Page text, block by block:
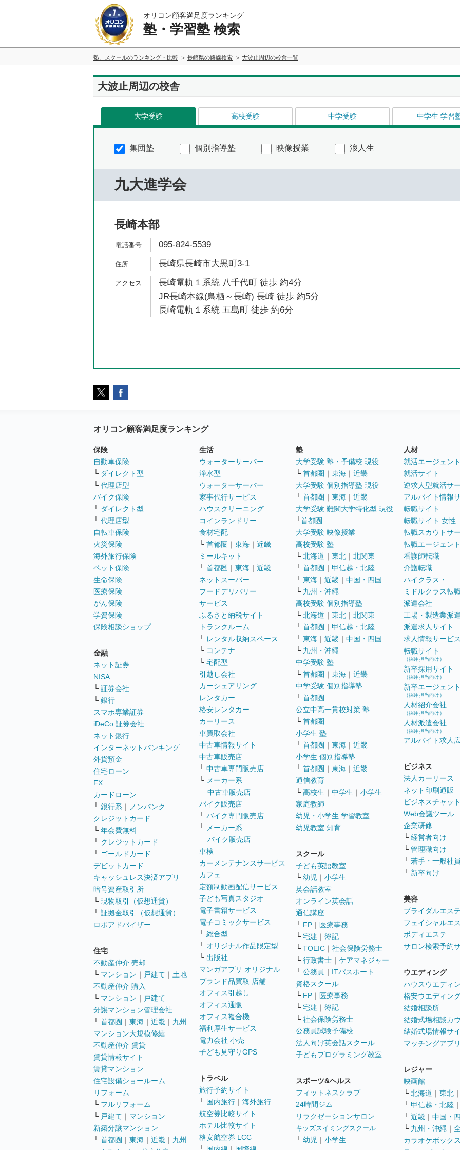
オリコン顧客満足度ランキング
塾・学習塾 検索
塾、スクールのランキング・比較 長崎県の路線検索 大波止周辺の校舎一覧
大波止周辺の校舎
大学受験 高校受験 中学受験 中学生 学習
集団塾 個別指導塾 映像授業 浪人生
九大進学会
長崎本部
095-824-5539
長崎県長崎市大黒町3-1
長崎電軌１系統 八千代町 徒歩 約4分
JR長崎本線(鳥栖～長崎) 長崎 徒歩 約5分
長崎電軌１系統 五島町 徒歩 約6分
オリコン顧客満足度ランキング
保険
自動車保険
└ ダイレクト型
└ 代理店型
バイク保険
└ ダイレクト型
└ 代理店型
自転車保険
火災保険
海外旅行保険
ペット保険
生命保険
医療保険
がん保険
学資保険
保険相談ショップ
金融
ネット証券
NISA
└ 証券会社
└ 銀行
スマホ専業証券
iDeCo 証券会社
ネット銀行
インターネットバンキング
外貨預金
住宅ローン
FX
カードローン
└ 銀行系 ｜
ノンバンク
クレジットカード
└ 年会費無料
└ クレジットカード
└ ゴールドカード
デビットカード
キャッシュレス決済アプリ
暗号資産取引所
└ 現物取引（仮想通貨）
└ 証拠金取引（仮想通貨）
ロボアドバイザー
住宅
不動産仲介 売却
└ マンション ｜ 戸建て ｜ 土地
不動産仲介 購入
└ マンション ｜ 戸建て
分譲マンション管理会社
└ 首都圏 ｜ 東海 ｜ 近畿 ｜ 九州
マンション大規模修繕
不動産仲介 賃貸
賃貸情報サイト
賃貸マンション
住宅設備ショールーム
リフォーム
└ フルリフォーム
└ 戸建て ｜ マンション
新築分譲マンション
└ 首都圏 ｜ 東海 ｜ 近畿 ｜ 九州
生活
ウォーターサーバー
浄水型
ウォーターサーバー
家事代行サービス
ハウスクリーニング
コインランドリー
食材宅配
└ 首都圏 ｜ 東海 ｜ 近畿
ミールキット
└ 首都圏 ｜ 東海 ｜ 近畿
ネットスーパー
フードデリバリー
サービス
ふるさと納税サイト
トランクルーム
└ レンタル収納スペース
└ コンテナ
└ 宅配型
引越し会社
カーシェアリング
レンタカー
格安レンタカー
カーリース
車買取会社
中古車情報サイト
中古車販売店
└ 中古車専門販売店
└ メーカー系
中古車販売店
バイク販売店
└ バイク専門販売店
└ メーカー系
バイク販売店
車検
カーメンテナンスサービス
カフェ
定額制動画配信サービス
子ども写真スタジオ
電子書籍サービス
電子コミックサービス
└ 総合型
└ オリジナル作品限定型
└ 出版社
マンガアプリ オリジナル
ブランド品買取 店舗
オフィス引越し
オフィス通販
オフィス複合機
福利厚生サービス
電力会社 小売
子ども見守りGPS
トラベル
旅行予約サイト
└ 国内旅行 ｜ 海外旅行
航空券比較サイト
ホテル比較サイト
格安航空券 LCC
塾
大学受験 塾・予備校 現役
└ 首都圏 ｜ 東海 ｜ 近畿
大学受験 個別指導塾 現役
└ 首都圏 ｜ 東海 ｜ 近畿
大学受験 難関大学特化型 現役
└首都圏
大学受験 映像授業
高校受験 塾
└ 北海道 ｜ 東北 ｜ 北関東
└ 首都圏 ｜ 甲信越・北陸
└ 東海 ｜ 近畿 ｜ 中国・四国
└ 九州・沖縄
高校受験 個別指導塾
└ 北海道 ｜ 東北 ｜ 北関東
└ 首都圏 ｜ 甲信越・北陸
└ 東海 ｜ 近畿 ｜ 中国・四国
└ 九州・沖縄
中学受験 塾
└ 首都圏 ｜ 東海 ｜ 近畿
中学受験 個別指導塾
└ 首都圏
公立中高一貫校対策 塾
└ 首都圏
小学生 塾
└ 首都圏 ｜ 東海 ｜ 近畿
小学生 個別指導塾
└ 首都圏 ｜ 東海 ｜ 近畿
通信教育
└ 高校生 ｜ 中学生 ｜ 小学生
家庭教師
幼児・小学生 学習教室
幼児教室 知育
スクール
子ども英語教室
└ 幼児 ｜ 小学生
英会話教室
オンライン英会話
通信講座
└ FP ｜ 医療事務
└ 宅建 ｜ 簿記
└ TOEIC ｜ 社会保険労務士
└ 行政書士 ｜ ケアマネジャー
└ 公務員 ｜ ITパスポート
資格スクール
└ FP ｜ 医療事務
└ 宅建 ｜ 簿記
└ 社会保険労務士
公務員試験予備校
法人向け英会話スクール
子どもプログラミング教室
スポーツ&ヘルス
フィットネスクラブ
24時間ジム
リラクゼーションサロン
キッズスイミングスクール
└ 幼児 ｜ 小学生
人材
就活エージェン
就活サイト
逆求人型就活サ
アルバイト情報
転職サイト
転職サイト 女性
転職スカウトサ
転職エージェン
看護師転職
介護転職
ハイクラス・
ミドルクラス転
派遣会社
工場・製造業派
派遣求人サイト
求人情報サービ
転職サイト
（採用担当向け）
新卒採用サイト
（採用担当向け）
新卒エージェン
（採用担当向け）
人材紹介会社
（採用担当向け）
人材派遣会社
（採用担当向け）
アルバイト求人
ビジネス
法人カーリース
ネット印刷通販
ビジネスチャッ
Web会議ツール
企業研修
└ 経営者向け
└ 管理職向け
└ 若手・一般社
└ 新卒向け
美容
ブライダルエス
フェイシャルエ
ボディエステ
サロン検索予約
ウエディング
ハウスウエディ
格安ウエディン
結婚相談所
結婚式場相談カ
結婚式場情報サ
マッチングアプ
レジャー
映画館
└ 北海道 ｜ 東北
└ 甲信越・北陸
└ 近畿 ｜ 中国・
└ 九州・沖縄 ｜
カラオケボック